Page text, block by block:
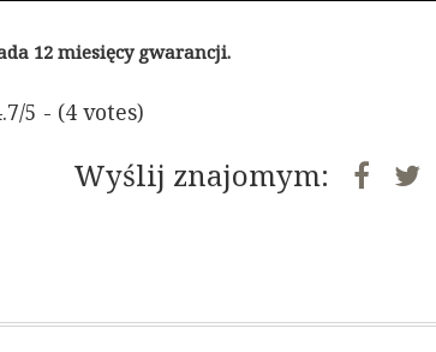
12 miesięcy gwarancji.
5 - (4 votes)
Wyślij znajomym: